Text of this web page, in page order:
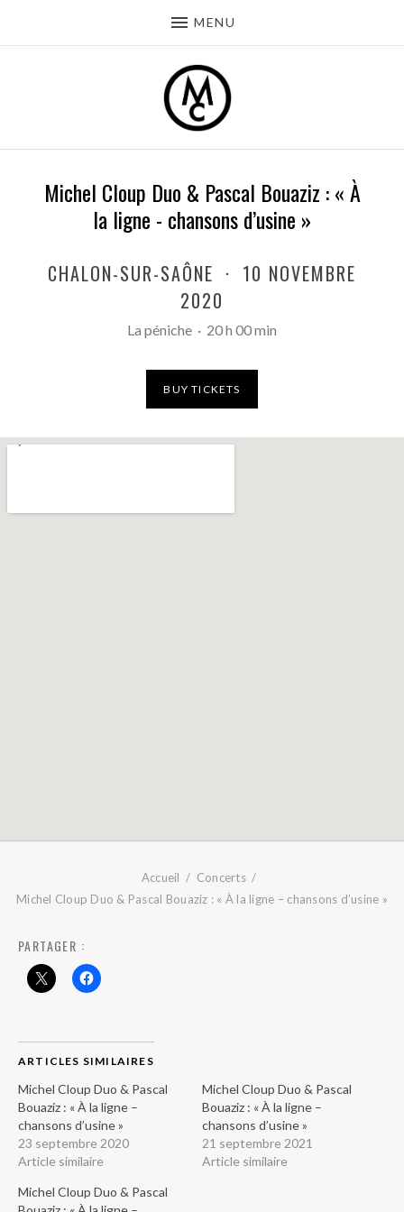
MENU
Michel Cloup Duo & Pascal Bouaziz : « À
la ligne - chansons d’usine »
CHALON-SUR-SAÔNE · 10 NOVEMBRE
2020
La péniche · 20 h 00 min
BUY TICKETS
Accueil
Concerts
Michel Cloup Duo & Pascal Bouaziz : « À la ligne – chansons d’usine »
PARTAGER :
ARTICLES SIMILAIRES
Michel Cloup Duo & Pascal
Bouaziz : « À la ligne –
chansons d’usine »
23 septembre 2020
Article similaire
Michel Cloup Duo & Pascal
Bouaziz : « À la ligne –
chansons d’usine »
21 septembre 2021
Article similaire
Michel Cloup Duo & Pascal